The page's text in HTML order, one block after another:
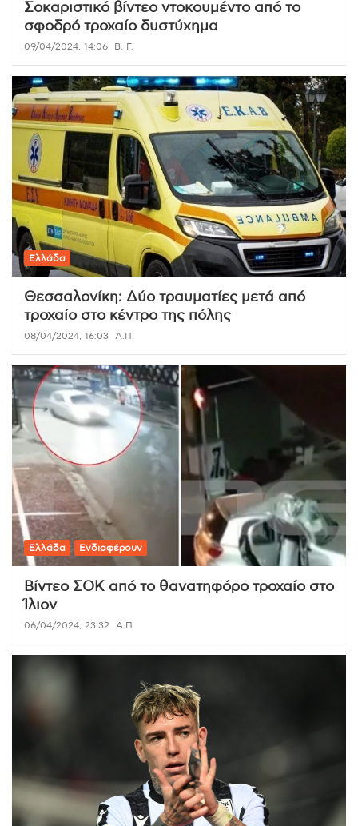
Σοκαριστικό βίντεο ντοκουμέντο από το
σφοδρό τροχαίο δυστύχημα
09/04/2024, 14:06 Β. Γ.
Ελλάδα
Θεσσαλονίκη: Δύο τραυματίες μετά από
τροχαίο στο κέντρο της πόλης
08/04/2024, 16:03 Α.Π.
Ελλάδα Ενδιαφέρουν
Βίντεο ΣΟΚ από το θανατηφόρο τροχαίο στο
Ίλιον
06/04/2024, 23:32 Α.Π.